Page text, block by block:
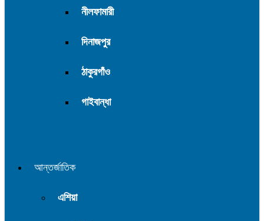
নীলফামারী
দিনাজপুর
ঠাকুরগাঁও
গাইবান্ধা
আন্তর্জাতিক
এশিয়া